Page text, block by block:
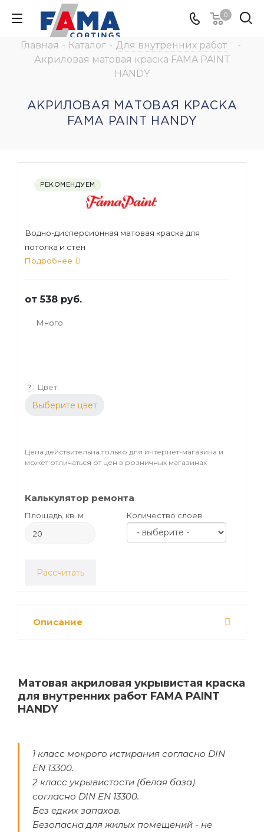
0
Главная - Каталог - Для внутренних работ
-
Акриловая матовая краска FAMA PAINT
HANDY
АКРИЛОВАЯ МАТОВАЯ КРАСКА
FAMA PAINT HANDY
РЕКОМЕНДУЕМ
Водно-дисперсионная матовая краска для
потолка и стен
Подробнее
от538 руб.
Много
? Цвет
Выберите цвет
Цена действительна только для интернет-магазина и
может отличаться от цен в розничных магазинах
Калькулятор ремонта
Площадь, кв. м Количество слоев
Рассчитать
Описание
Матовая акриловая укрывистая краска
для внутренних работ FAMA PAINT
HANDY
1 класс мокрого истирания согласно DIN
EN 13300.
2 класс укрывистости (белая база)
согласно DIN EN 13300.
Без едких запахов.
Безопасна для жилых помещений - не